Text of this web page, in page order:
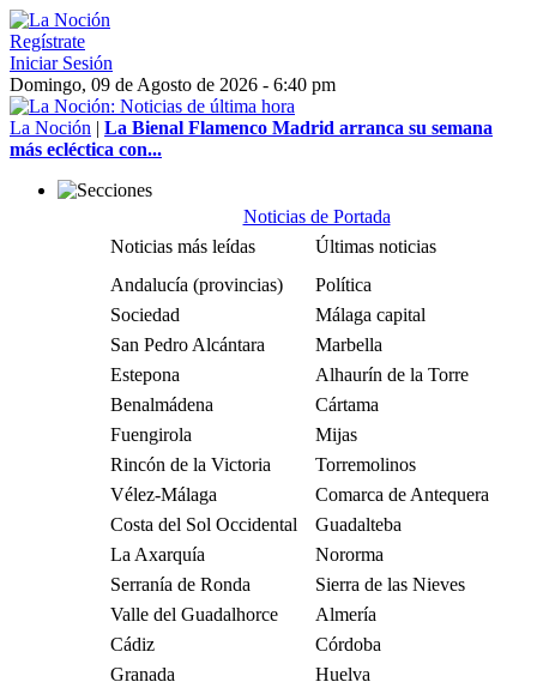
Regístrate
Iniciar Sesión
Domingo, 09 de Agosto de 2026 - 6:40 pm
La Noción | La Bienal Flamenco Madrid arranca su semana
más ecléctica con...
Noticias de Portada
Noticias más leídas
Últimas noticias
Andalucía (provincias)
Política
Sociedad
Málaga capital
San Pedro Alcántara
Marbella
Estepona
Alhaurín de la Torre
Benalmádena
Cártama
Fuengirola
Mijas
Rincón de la Victoria
Torremolinos
Vélez-Málaga
Comarca de Antequera
Costa del Sol Occidental
Guadalteba
La Axarquía
Nororma
Serranía de Ronda
Sierra de las Nieves
Valle del Guadalhorce
Almería
Cádiz
Córdoba
Granada
Huelva